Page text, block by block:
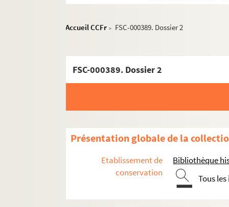
Accueil CCFr > FSC-000389. Dossier 2
FSC-000389. Dossier 2
Présentation globale de la
Etablissement de
conservation
Bibliothèque
Tous
A
FSC-000384. Backstedt, Magnus
FSE-004345. Baens, Roger
Baffi, Adriano
Bahamontes, Federico
FSE-003847. Bailetti, Antonio
FSE-004348. Baille, Jean